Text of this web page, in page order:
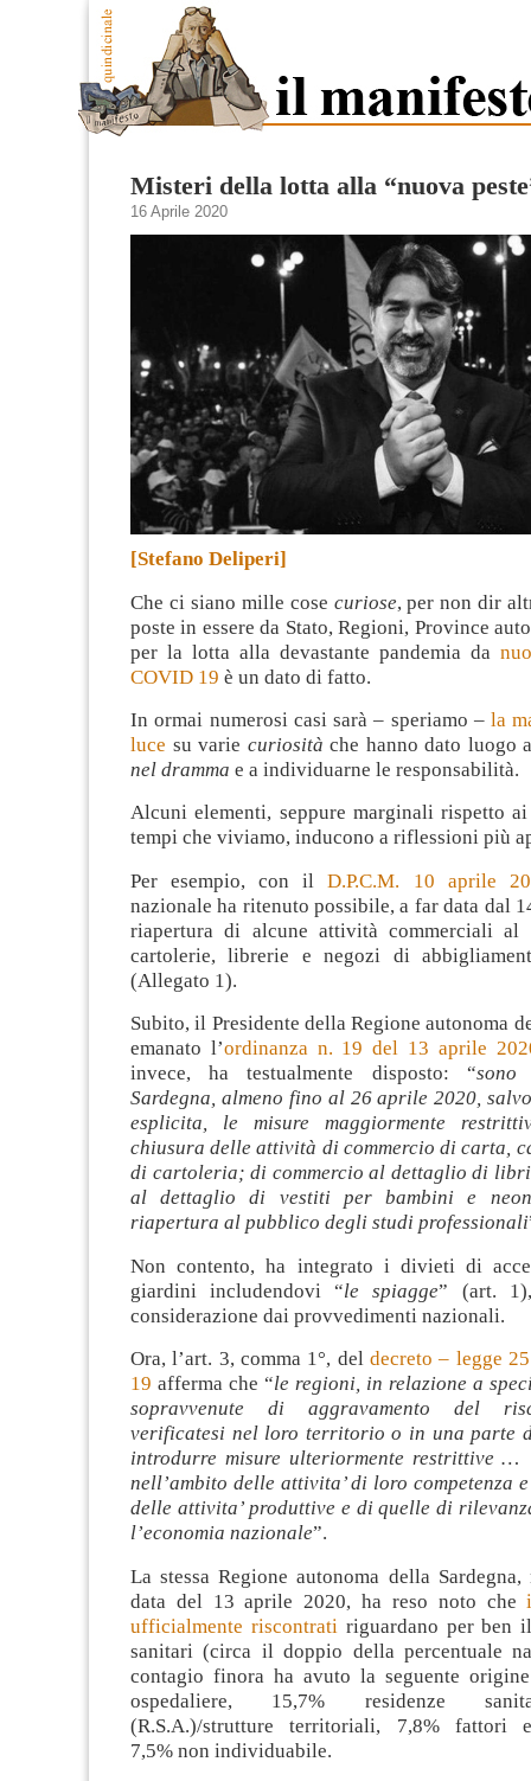
Misteri della lotta alla “nuova
16 Aprile 2020
[Stefano Deliperi]
Che ci siano mille cose curiose, per non dir
poste in essere da Stato, Regioni, Province
per la lotta alla devastante pandemia da
COVID 19 è un dato di fatto.
In ormai numerosi casi sarà – speriamo –la
luce su varie curiosità che hanno dato luogo
nel dramma e a individuarne le responsabilità.
Alcuni elementi, seppure marginali rispetto
tempi che viviamo, inducono a riflessioni più
Per esempio, con ilD.P.C.M. 10 aprile
nazionale ha ritenuto possibile, a far data dal
riapertura di alcune attività commerciali al
cartolerie, librerie e negozi di
(Allegato 1).
Subito, il Presidente della Regione autonoma
emanato l’ordinanza n. 19 del 13 aprile
invece, ha testualmente disposto: “sono
Sardegna, almeno fino al 26 aprile 2020,
esplicita, le misure maggiormente
chiusura delle attività di commercio di carta,
di cartoleria; di commercio al dettaglio di libri
al dettaglio di vestiti per bambini e
riapertura al pubblico degli studi professionali
Non contento, ha integrato i divieti di
giardini includendovi “le spiagge” (art.
considerazione dai provvedimenti nazionali.
Ora, l’art. 3, comma 1°, del decreto – legge
19 afferma che “le regioni, in relazione a
sopravvenute di aggravamento del
verificatesi nel loro territorio o in una parte
introdurre misure ulteriormente restrittive …
nell’ambito delle attivita’ di loro competenza
delle attivita’ produttive e di quelle di
l’economia nazionale”.
La stessa Regione autonoma della Sardegna,
data del 13 aprile 2020, ha reso noto che
ufficialmente riscontrati riguardano per ben
sanitari (circa il doppio della percentuale
contagio finora ha avuto la seguente
ospedaliere, 15,7% residenze
(R.S.A.)/strutture territoriali, 7,8% fattori
7,5% non individuabile.